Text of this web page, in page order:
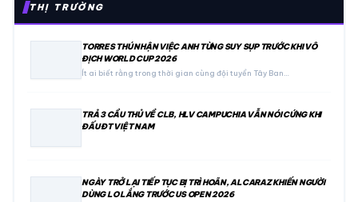
THỊ TRƯỜNG
TORRES THÚ NHẬN VIỆC ANH TỪNG SUY SỤP TRƯỚC KHI VÔ
ĐỊCH WORLD CUP 2026
Ít ai biết rằng trong thời gian cùng đội tuyển Tây Ban…
TRẢ 3 CẦU THỦ VỀ CLB, HLV CAMPUCHIA VẪN NÓI CỨNG KHI
ĐẤU ĐT VIỆT NAM
NGÀY TRỞ LẠI TIẾP TỤC BỊ TRÌ HOÃN, ALCARAZ KHIẾN NGƯỜI
DÙNG LO LẮNG TRƯỚC US OPEN 2026